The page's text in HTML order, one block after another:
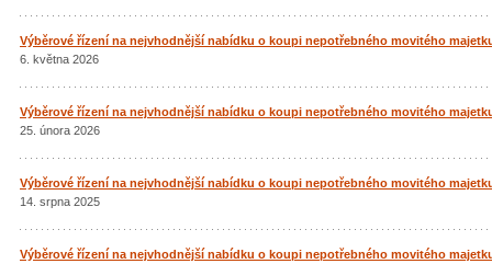
Výběrové řízení na nejvhodnější nabídku o koupi nepotřebného movitého
6. května 2026
Výběrové řízení na nejvhodnější nabídku o koupi nepotřebného movitého
25. února 2026
Výběrové řízení na nejvhodnější nabídku o koupi nepotřebného movitého
14. srpna 2025
Výběrové řízení na nejvhodnější nabídku o koupi nepotřebného movitého